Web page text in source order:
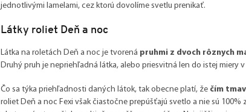
jednotlivými lamelami, cez ktorú dovolíme svetlu prenikať.
Látky roliet Deň a noc
Látka na roletách Deň a noc je tvorená pruhmi z dvoch rôznych
Druhý pruh je nepriehľadná látka, alebo priesvitná len do istej miery
Čo sa týka priehľadnosti daných látok, tak obecne platí, že čím
roliet Deň a noc Fexi však čiastočne prepúšťajú svetlo a nie sú